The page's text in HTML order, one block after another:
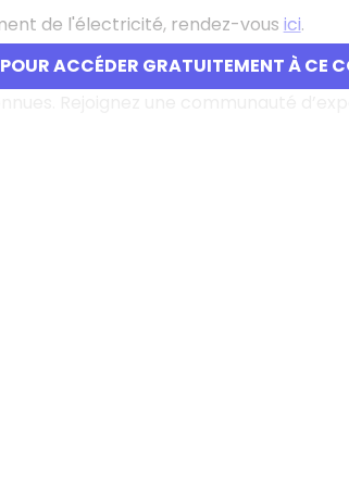
ACCÉDER GRATUITEMENT À CE
de l'électricité, rendez-vous ici.
de 300 formations en ligne gratuites
infrastructures. Accessibles en